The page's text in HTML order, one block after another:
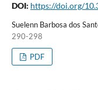
DOI: https://doi.org/
Suelenn Barbosa dos
290-298
PDF